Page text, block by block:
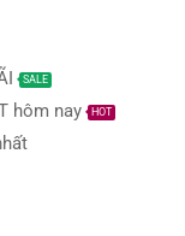
SALE
hôm nay HOT